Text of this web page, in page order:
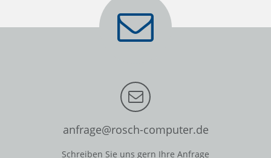
anfrage@rosch-computer.de
Schreiben Sie uns gern Ihre Anfrage